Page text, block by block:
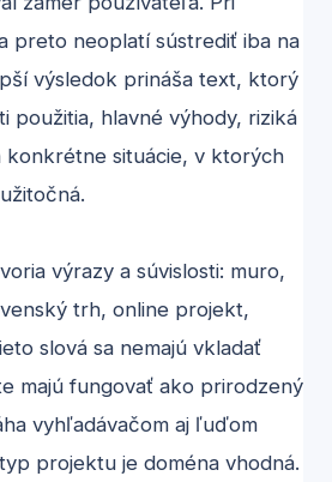
preto neoplatí sústrediť iba na
výsledok prináša text, ktorý
použitia, hlavné výhody, riziká
konkrétne situácie, v ktorých
výrazy a súvislosti: muro,
trh, online projekt,
slová sa nemajú vkladať
majú fungovať ako prirodzený
vyhľadávačom aj ľuďom
projektu je doména vhodná.